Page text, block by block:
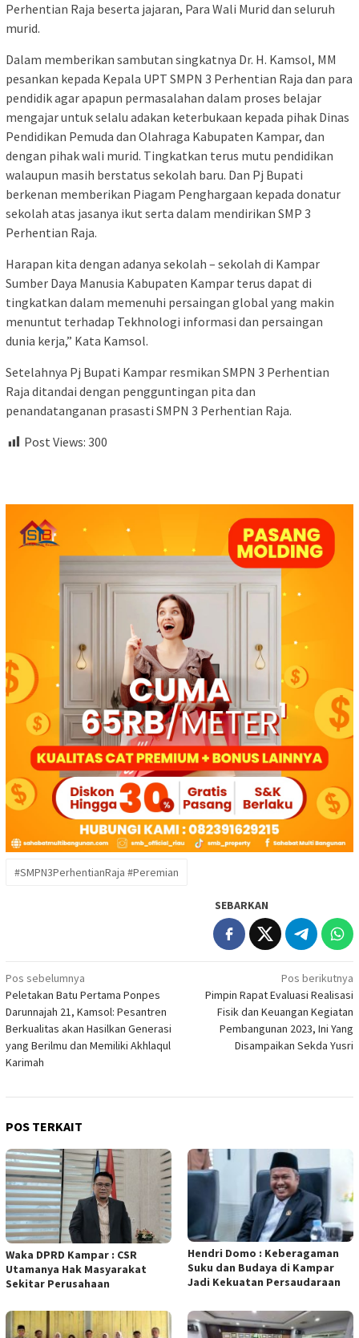
Perhentian Raja beserta jajaran, Para Wali Murid dan seluruh
murid.
Dalam memberikan sambutan singkatnya Dr. H. Kamsol, MM
pesankan kepada Kepala UPT SMPN 3 Perhentian Raja dan para
pendidik agar apapun permasalahan dalam proses belajar
mengajar untuk selalu adakan keterbukaan kepada pihak Dinas
Pendidikan Pemuda dan Olahraga Kabupaten Kampar, dan
dengan pihak wali murid. Tingkatkan terus mutu pendidikan
walaupun masih berstatus sekolah baru. Dan Pj Bupati
berkenan memberikan Piagam Penghargaan kepada donatur
sekolah atas jasanya ikut serta dalam mendirikan SMP 3
Perhentian Raja.
Harapan kita dengan adanya sekolah – sekolah di Kampar
Sumber Daya Manusia Kabupaten Kampar terus dapat di
tingkatkan dalam memenuhi persaingan global yang makin
menuntut terhadap Tekhnologi informasi dan persaingan
dunia kerja,” Kata Kamsol.
Setelahnya Pj Bupati Kampar resmikan SMPN 3 Perhentian
Raja ditandai dengan pengguntingan pita dan
penandatanganan prasasti SMPN 3 Perhentian Raja.
Post Views: 300
#SMPN3PerhentianRaja #Peremian
SEBARKAN
Navigasi
pos
Pos sebelumnya
Peletakan Batu Pertama Ponpes
Darunnajah 21, Kamsol: Pesantren
Berkualitas akan Hasilkan Generasi
yang Berilmu dan Memiliki Akhlaqul
Karimah
Pos berikutnya
Pimpin Rapat Evaluasi Realisasi
Fisik dan Keuangan Kegiatan
Pembangunan 2023, Ini Yang
Disampaikan Sekda Yusri
POS TERKAIT
Waka DPRD Kampar : CSR
Utamanya Hak Masyarakat
Sekitar Perusahaan
Hendri Domo : Keberagaman
Suku dan Budaya di Kampar
Jadi Kekuatan Persaudaraan